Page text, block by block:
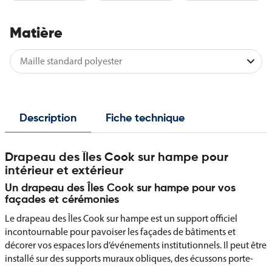
Matière
Description Fiche technique
Drapeau des Îles Cook sur hampe pour
intérieur et extérieur
Un drapeau des Îles Cook sur hampe pour vos
façades et cérémonies
Le drapeau des Îles Cook sur hampe est un support officiel
incontournable pour pavoiser les façades de bâtiments et
décorer vos espaces lors d’événements institutionnels. Il peut être
installé sur des supports muraux obliques, des écussons porte-